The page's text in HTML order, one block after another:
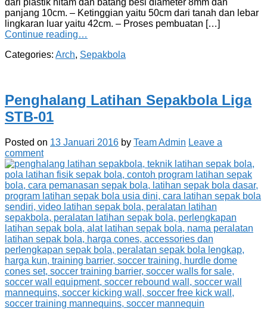
panjang 10cm. – Ketinggian yaitu 50cm dari tanah dan lebar
lingkaran luar yaitu 42cm. – Proses pembuatan […]
Continue reading…
Categories: Arch, Sepakbola
Penghalang Latihan Sepakbola Liga
STB-01
Posted on 13 Januari 2016 by Team Admin Leave a
comment